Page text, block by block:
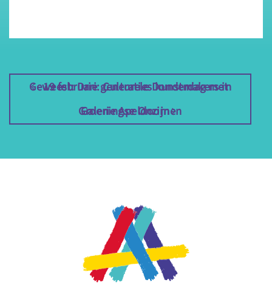
19 februari: Culturele Donderdag met
Groeningse Onzijnen
Geweest: Drie generaties kunstmakers in
Galerie Apeldoorn